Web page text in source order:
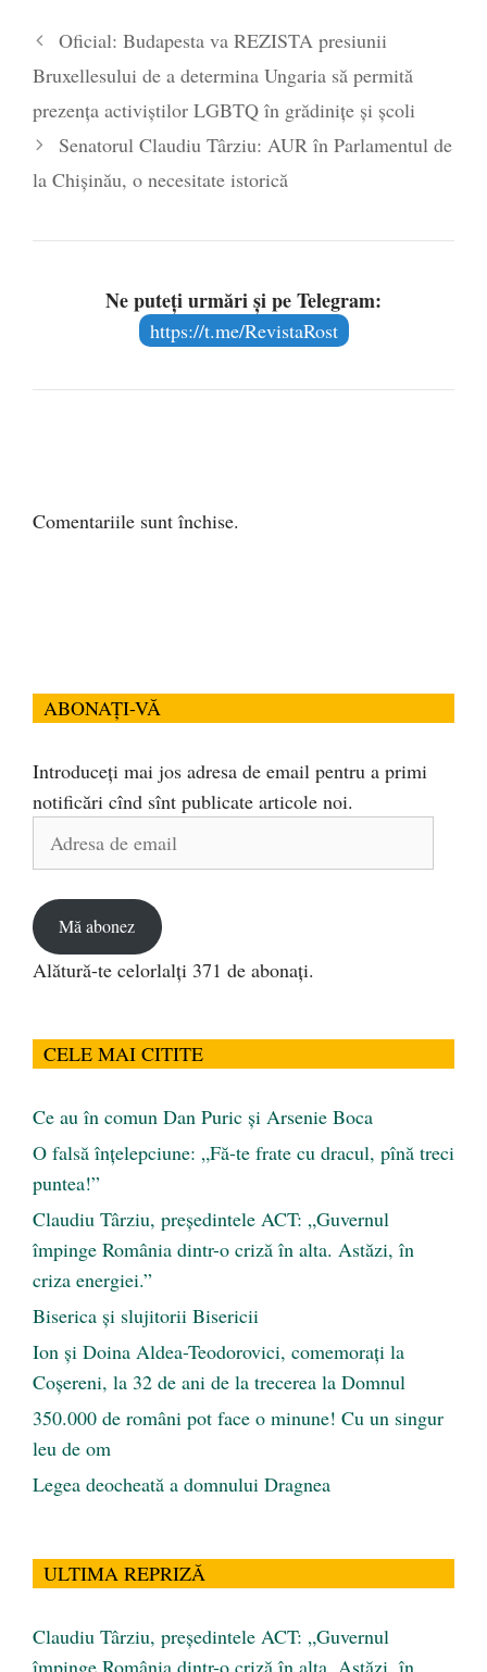
Oficial: Budapesta va REZISTA presiunii
Bruxellesului de a determina Ungaria să permită
prezenţa activiştilor LGBTQ în grădiniţe şi şcoli
Senatorul Claudiu Târziu: AUR în Parlamentul de
la Chișinău, o necesitate istorică
Ne puteți urmări și pe Telegram:
https://t.me/RevistaRost
Comentariile sunt închise.
ABONAȚI-VĂ
Introduceți mai jos adresa de email pentru a primi
notificări cînd sînt publicate articole noi.
Mă abonez
Alătură-te celorlalți 371 de abonați.
CELE MAI CITITE
Ce au în comun Dan Puric şi Arsenie Boca
O falsă înțelepciune: „Fă-te frate cu dracul, pînă treci
puntea!”
Claudiu Târziu, președintele ACT: „Guvernul
împinge România dintr-o criză în alta. Astăzi, în
criza energiei.”
Biserica și slujitorii Bisericii
Ion și Doina Aldea-Teodorovici, comemorați la
Coșereni, la 32 de ani de la trecerea la Domnul
350.000 de români pot face o minune! Cu un singur
leu de om
Legea deocheată a domnului Dragnea
ULTIMA REPRIZĂ
Claudiu Târziu, președintele ACT: „Guvernul
împinge România dintr-o criză în alta. Astăzi, în